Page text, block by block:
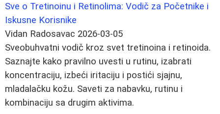
Sve o Tretinoinu i Retinolima: Vodič za Početnike i
Iskusne Korisnike
Vidan Radosavac 2026-03-05
Sveobuhvatni vodič kroz svet tretinoina i retinoida.
Saznajte kako pravilno uvesti u rutinu, izabrati
koncentraciju, izbeći iritaciju i postići sjajnu,
mladalačku kožu. Saveti za nabavku, rutinu i
kombinaciju sa drugim aktivima.